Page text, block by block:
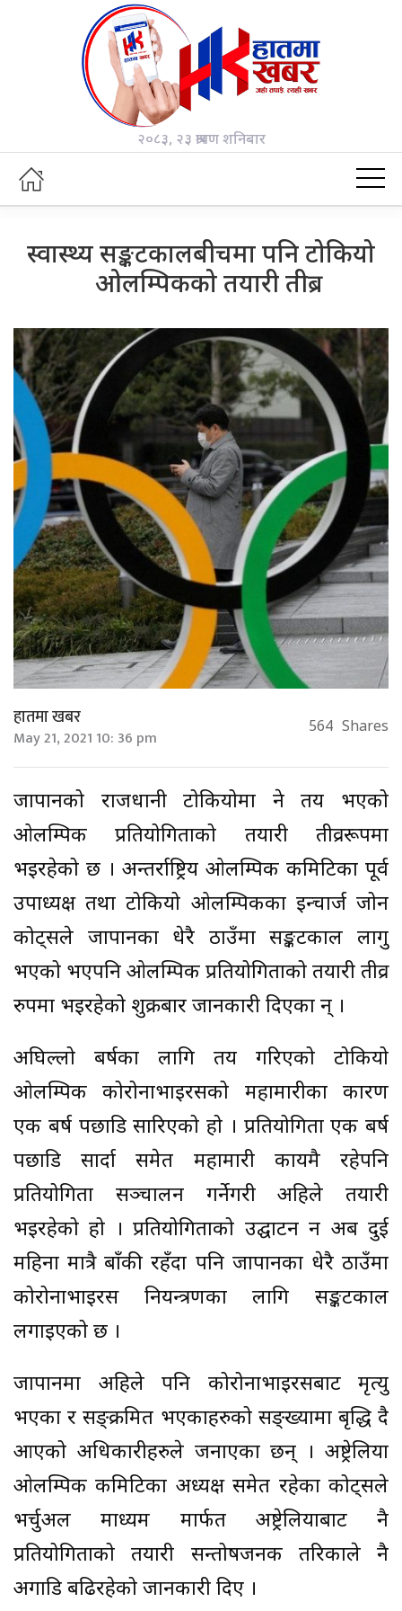
२०८३, २३ श्रावण शनिबार
स्वास्थ्य सङ्कटकालबीचमा पनि टोकियो
ओलम्पिकको तयारी तीब्र
हातमा खबर
May 21, 2021 10: 36 pm 564 Shares
जापानको राजधानी टोकियोमा हुने तय भएको
ओलम्पिक प्रतियोगिताको तयारी तीव्ररूपमा
भइरहेको छ । अन्तर्राष्ट्रिय ओलम्पिक कमिटिका पूर्व
उपाध्यक्ष तथा टोकियो ओलम्पिकका इन्चार्ज जोन
कोट्सले जापानका धेरै ठाउँमा सङ्कटकाल लागु
भएको भएपनि ओलम्पिक प्रतियोगिताको तयारी तीव्र
रुपमा भइरहेको शुक्रबार जानकारी दिएका हुन् ।
अघिल्लो बर्षका लागि तय गरिएको टोकियो
ओलम्पिक कोरोनाभाइरसको महामारीका कारण
एक बर्ष पछाडि सारिएको हो । प्रतियोगिता एक बर्ष
पछाडि सार्दा समेत महामारी कायमै रहेपनि
प्रतियोगिता सञ्चालन गर्नेगरी अहिले तयारी
भइरहेको हो । प्रतियोगिताको उद्घाटन हुन अब दुई
महिना मात्रै बाँकी रहँदा पनि जापानका धेरै ठाउँमा
कोरोनाभाइरस नियन्त्रणका लागि सङ्कटकाल
लगाइएको छ ।
जापानमा अहिले पनि कोरोनाभाइरसबाट मृत्यु
भएका र सङ्क्रमित भएकाहरुको सङ्ख्यामा बृद्धि हुदै
आएको अधिकारीहरुले जनाएका छन् । अष्ट्रेलिया
ओलम्पिक कमिटिका अध्यक्ष समेत रहेका कोट्सले
भर्चुअल माध्यम मार्फत अष्ट्रेलियाबाट नै
प्रतियोगिताको तयारी सन्तोषजनक तरिकाले नै
अगाडि बढिरहेको जानकारी दिए ।